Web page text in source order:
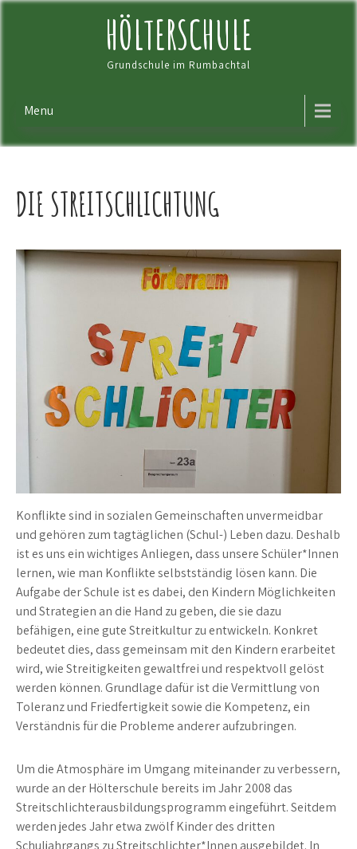
Skip
HÖLTERSCHULE
Grundschule im Rumbachtal
Menu
DIE STREITSCHLICHTUNG
Konflikte sind in sozialen Gemeinschaften unvermeidbar
und gehören zum tagtäglichen (Schul-) Leben dazu. Deshalb
ist es uns ein wichtiges Anliegen, dass unsere Schüler*Innen
lernen, wie man Konflikte selbstständig lösen kann. Die
Aufgabe der Schule ist es dabei, den Kindern Möglichkeiten
und Strategien an die Hand zu geben, die sie dazu
befähigen, eine gute Streitkultur zu entwickeln. Konkret
bedeutet dies, dass gemeinsam mit den Kindern erarbeitet
wird, wie Streitigkeiten gewaltfrei und respektvoll gelöst
werden können. Grundlage dafür ist die Vermittlung von
Toleranz und Friedfertigkeit sowie die Kompetenz, ein
Verständnis für die Probleme anderer aufzubringen.
Um die Atmosphäre im Umgang miteinander zu verbessern,
wurde an der Hölterschule bereits im Jahr 2008 das
Streitschlichterausbildungsprogramm eingeführt. Seitdem
werden jedes Jahr etwa zwölf Kinder des dritten
Schuljahrgangs zu Streitschlichter*Innen ausgebildet. In